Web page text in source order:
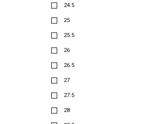
24.5
25
25.5
26
26.5
27
27.5
28